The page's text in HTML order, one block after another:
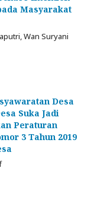
Masyarakat
Wan Suryani
Desa
Suka Jadi
Peraturan
3 Tahun 2019